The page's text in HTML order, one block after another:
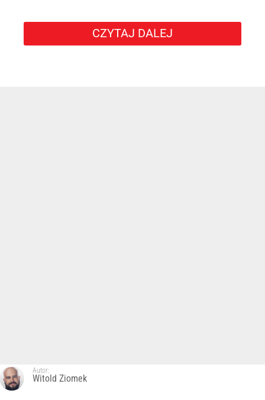
CZYTAJ DALEJ
Autor:
Witold Ziomek